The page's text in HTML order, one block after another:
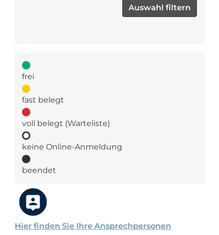
Hier finden Sie Ihre Ansprechpersonen
frei
fast belegt
voll belegt (Warteliste)
keine Online-Anmeldung
beendet